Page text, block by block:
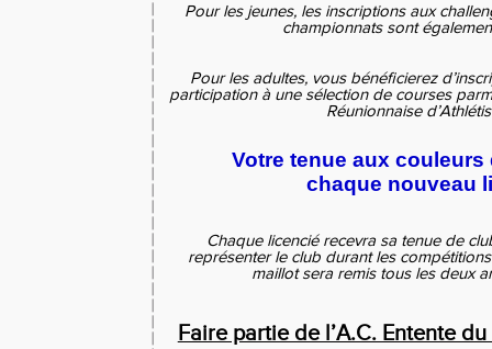
Pour les jeunes, les inscriptions aux
championnats sont
Pour les adultes, vous bénéficierez
participation à une sélection de courses
Réunionnaise
Votre tenue aux
chaque nouveau
Chaque licencié recevra sa tenue de
représenter le club durant les
maillot sera remis tous les deux
Faire partie de l’A.C. Entente du